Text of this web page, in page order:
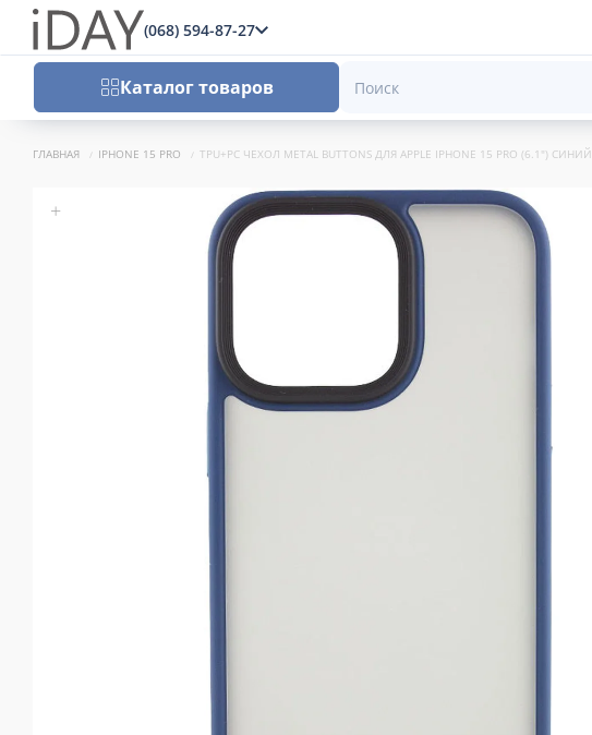
(068) 594-87-27
Каталог товаров
ГЛАВНАЯ IPHONE 15 PRO TPU+PC ЧЕХОЛ METAL BUTTONS ДЛЯ APPLE IPHONE 15 PRO (6.1") СИНИЙ
+